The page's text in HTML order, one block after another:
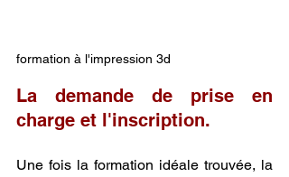
formation à l'impression 3d
La demande de prise en
charge et l'inscription.
Une fois la formation idéale trouvée, la